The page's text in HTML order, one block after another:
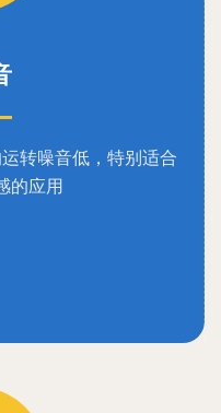
转噪音低，特别适合
的应用